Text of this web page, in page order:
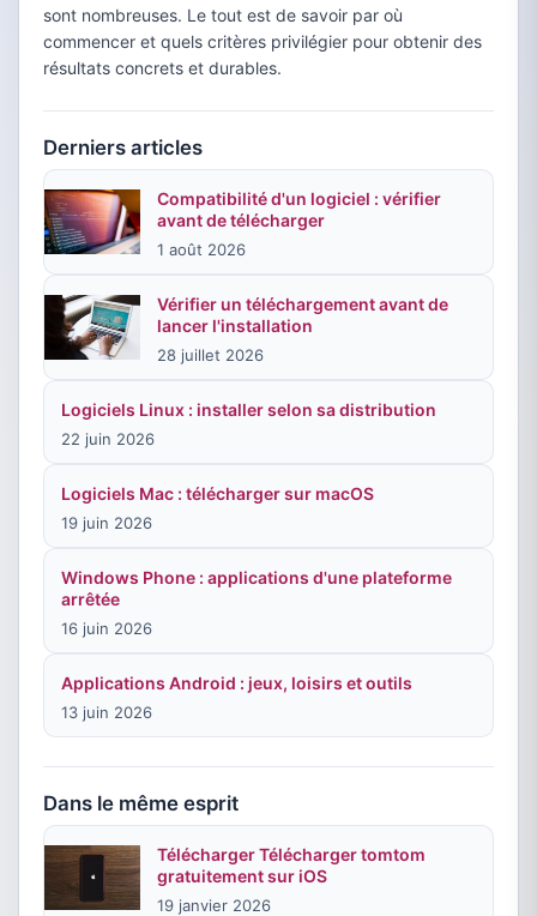
sont nombreuses. Le tout est de savoir par où
commencer et quels critères privilégier pour obtenir des
résultats concrets et durables.
Derniers articles
Compatibilité d'un logiciel : vérifier
avant de télécharger
1 août 2026
Vérifier un téléchargement avant de
lancer l'installation
28 juillet 2026
Logiciels Linux : installer selon sa distribution
22 juin 2026
Logiciels Mac : télécharger sur macOS
19 juin 2026
Windows Phone : applications d'une plateforme
arrêtée
16 juin 2026
Applications Android : jeux, loisirs et outils
13 juin 2026
Dans le même esprit
Télécharger Télécharger tomtom
gratuitement sur iOS
19 janvier 2026